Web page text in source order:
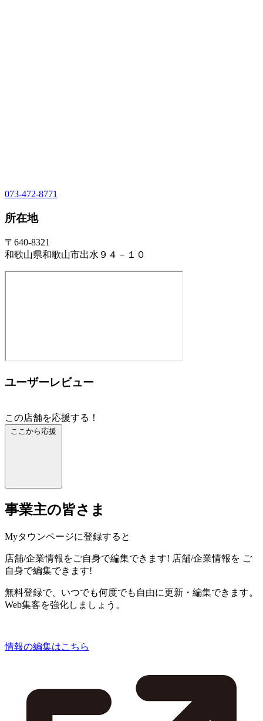
073-472-8771
所在地
〒640-8321
和歌山県和歌山市出水９４－１０
ユーザーレビュー
この店舗を応援する！
ここから応援
事業主の皆さま
Myタウンページに登録すると
店舗/企業情報をご自身で編集できます! 店舗/企業情報を ご
自身で編集できます!
無料登録で、いつでも何度でも自由に更新・編集できます。
Web集客を強化しましょう。
情報の編集はこちら